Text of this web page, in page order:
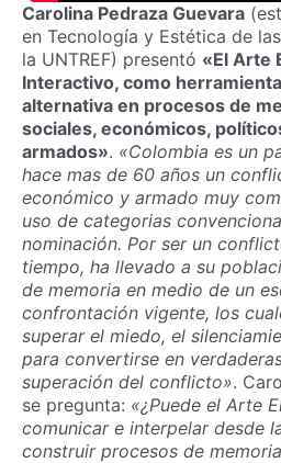
Carolina Pedraza Guevara
en Tecnología y Estética de
la UNTREF) presentó «El Arte
Interactivo, como
alternativa en procesos de
sociales, económicos,
armados». «Colombia es un
hace mas de 60 años un
económico y armado muy
uso de categorias
nominación. Por ser un
tiempo, ha llevado a su
de memoria en medio de un
confrontación vigente, los
superar el miedo, el
para convertirse en
superación del conflicto».
se pregunta: «¿Puede el Arte
comunicar e interpelar desde
construir procesos de